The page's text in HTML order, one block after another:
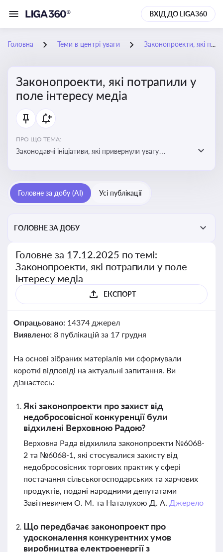
ВХІД ДО LIGA360
Головна Теми в центрі уваги Законопроекти, які потрапили у поле інтересу медіа
Законопроекти, які потрапили у
поле інтересу медіа
ПРО ЩО ТЕМА:
Законодавчі ініціативи, які привернули увагу
прийняття цих проектів пишуть в медіа. Які проекти
викликають найбільше критики
Головне за добу (AI) Усі публікації
ГОЛОВНЕ ЗА ДОБУ
Головне за 17.12.2025 по темі:
Законопроекти, які потрапили у поле
інтересу медіа
ЕКСПОРТ
Опрацьовано: 14374 джерел
Виявлено: 8 публікацій за 17 грудня
На основі зібраних матеріалів ми сформували
короткі відповіді на актуальні запитання. Ви
дізнаєтесь:
Які законопроекти про захист від
недобросовісної конкуренції були
відхилені Верховною Радою?
Верховна Рада відхилила законопроекти №6068-
2 та №6068-1, які стосувалися захисту від
недобросовісних торгових практик у сфері
постачання сільськогосподарських та харчових
продуктів, подані народними депутатами
Завітневичем О. М. та Наталухою Д. А. Джерело
Що передбачає законопроект про
удосконалення конкурентних умов
виробництва електроенергії з